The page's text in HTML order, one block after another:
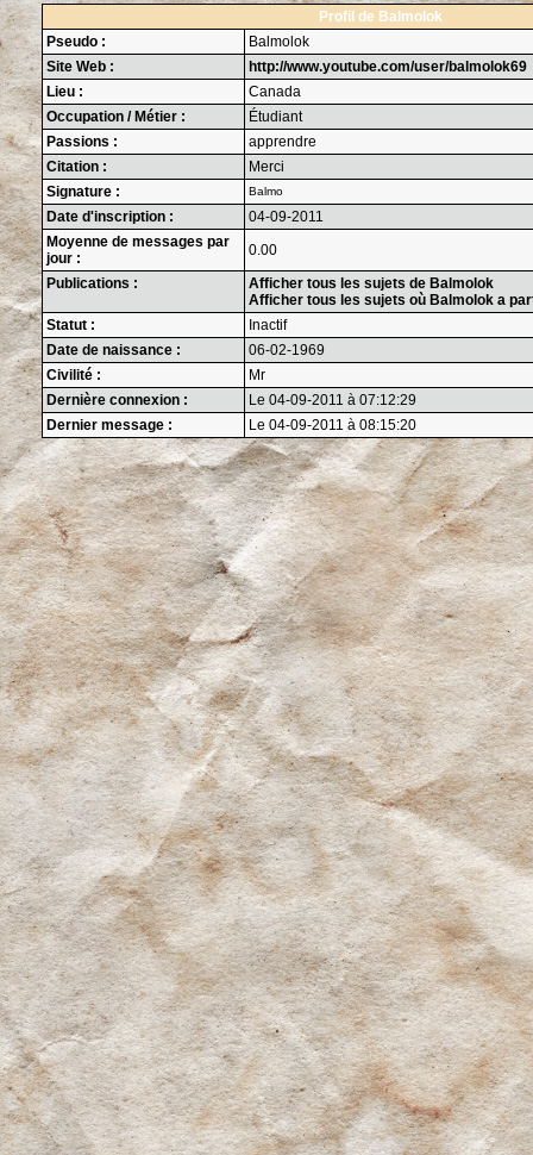
Profil de Balmolok
Pseudo :
Balmolok
Site Web :
http://www.youtube.com/user/balmolok69
Lieu :
Canada
Occupation / Métier :
Étudiant
Passions :
apprendre
Citation :
Merci
Signature :
Balmo
Date d'inscription :
04-09-2011
Moyenne de messages par
jour :
0.00
Publications :
Afficher tous les sujets de Balmolok
Afficher tous les sujets où Balmolok a
Statut :
Inactif
Date de naissance :
06-02-1969
Civilité :
Mr
Dernière connexion :
Le 04-09-2011 à 07:12:29
Dernier message :
Le 04-09-2011 à 08:15:20